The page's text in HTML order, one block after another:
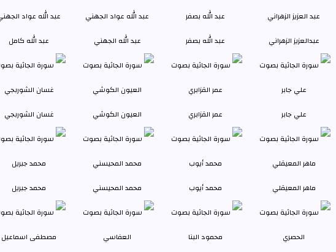
عبدالعزيز الزهراني عبد الله بصفر عبد الله الجهني عبد الله كامل
علي جابر عمر القزابري العيون الكوشي غسان الشوربجي
ماهر المعيقلي محمد أيوب محمد المحيسني محمد جبريل